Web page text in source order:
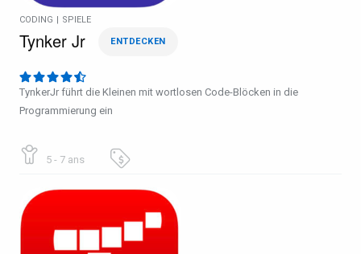
CODING | SPIELE
Tynker Jr ENTDECKEN
TynkerJr führt die Kleinen mit wortlosen Code-Blöcken in die
Programmierung ein
5 - 7 ans